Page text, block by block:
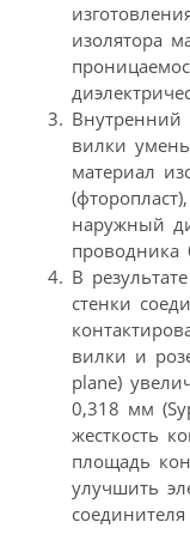
изолятора
Внутренний
вилки
материал
(фторопласт),
наружный
В
стенки
вилки и
plane)
0,318 мм
жесткость
площадь
улучшить
соединителя